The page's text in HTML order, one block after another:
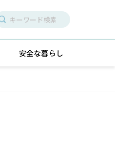
安全な暮らし